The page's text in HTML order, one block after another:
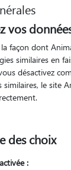
vos
façon dont
similaires en
désactivez
le site
des choix
: